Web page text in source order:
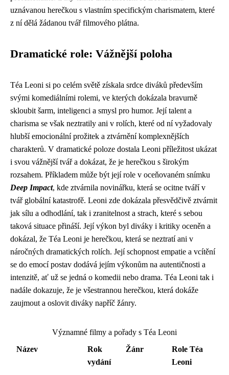
uznávanou herečkou s vlastním specifickým charismatem, které
z ní dělá žádanou tvář filmového plátna.
Dramatické role: Vážnější poloha
Téa Leoni si po celém světě získala srdce diváků především
svými komediálními rolemi, ve kterých dokázala bravurně
skloubit šarm, inteligenci a smysl pro humor. Její talent a
charisma se však neztratily ani v rolích, které od ní vyžadovaly
hlubší emocionální prožitek a ztvárnění komplexnějších
charakterů. V dramatické poloze dostala Leoni příležitost ukázat
i svou vážnější tvář a dokázat, že je herečkou s širokým
rozsahem. Příkladem může být její role v oceňovaném snímku
Deep Impact, kde ztvárnila novinářku, která se ocitne tváří v
tvář globální katastrofě. Leoni zde dokázala přesvědčivě ztvárnit
jak sílu a odhodlání, tak i zranitelnost a strach, které s sebou
taková situace přináší. Její výkon byl diváky i kritiky oceněn a
dokázal, že Téa Leoni je herečkou, která se neztratí ani v
náročných dramatických rolích. Její schopnost empatie a vcítění
se do emocí postav dodává jejím výkonům na autentičnosti a
intenzitě, ať už se jedná o komedii nebo drama. Téa Leoni tak i
nadále dokazuje, že je všestrannou herečkou, která dokáže
zaujmout a oslovit diváky napříč žánry.
Významné filmy a pořady s Téa Leoni
Název
Rok
vydání
Žánr
Role Téa
Leoni